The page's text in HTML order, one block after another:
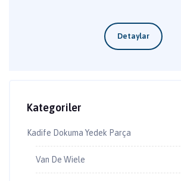
Kategoriler
Kadife Dokuma Yedek Parça
Van De Wiele